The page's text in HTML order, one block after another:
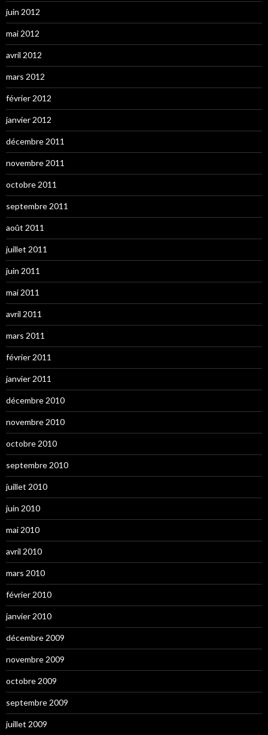
juin 2012
mai 2012
avril 2012
mars 2012
février 2012
janvier 2012
décembre 2011
novembre 2011
octobre 2011
septembre 2011
août 2011
juillet 2011
juin 2011
mai 2011
avril 2011
mars 2011
février 2011
janvier 2011
décembre 2010
novembre 2010
octobre 2010
septembre 2010
juillet 2010
juin 2010
mai 2010
avril 2010
mars 2010
février 2010
janvier 2010
décembre 2009
novembre 2009
octobre 2009
septembre 2009
juillet 2009